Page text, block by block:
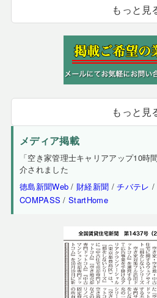
もっと見
もっと見
メディア掲載
「空き家管理士キャリアアップ10時
介されました
徳島新聞Web / 財経新聞 /チバテレ /
COMPASS /StartHome